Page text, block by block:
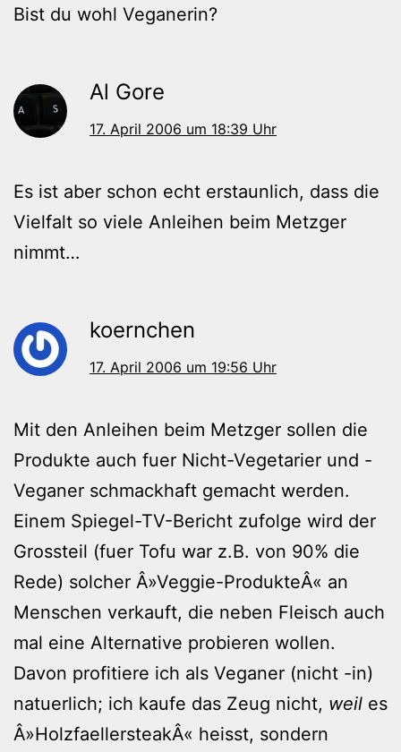
Bist du wohl Veganerin?
Al Gore
17. April 2006 um 18:39 Uhr
Es ist aber schon echt erstaunlich, dass die
Vielfalt so viele Anleihen beim Metzger
nimmt…
koernchen
17. April 2006 um 19:56 Uhr
Mit den Anleihen beim Metzger sollen die
Produkte auch fuer Nicht-Vegetarier und -
Veganer schmackhaft gemacht werden.
Einem Spiegel-TV-Bericht zufolge wird der
Grossteil (fuer Tofu war z.B. von 90% die
Rede) solcher Â»Veggie-ProdukteÂ« an
Menschen verkauft, die neben Fleisch auch
mal eine Alternative probieren wollen.
Davon profitiere ich als Veganer (nicht -in)
natuerlich; ich kaufe das Zeug nicht, weil es
Â»HolzfaellersteakÂ« heisst, sondern